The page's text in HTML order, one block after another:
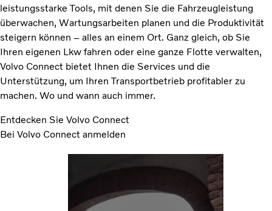
leistungsstarke Tools, mit denen Sie die Fahrzeugleistung
überwachen, Wartungsarbeiten planen und die Produktivität
steigern können – alles an einem Ort. Ganz gleich, ob Sie
Ihren eigenen Lkw fahren oder eine ganze Flotte verwalten,
Volvo Connect bietet Ihnen die Services und die
Unterstützung, um Ihren Transportbetrieb profitabler zu
machen. Wo und wann auch immer.
Entdecken Sie Volvo Connect
Bei Volvo Connect anmelden